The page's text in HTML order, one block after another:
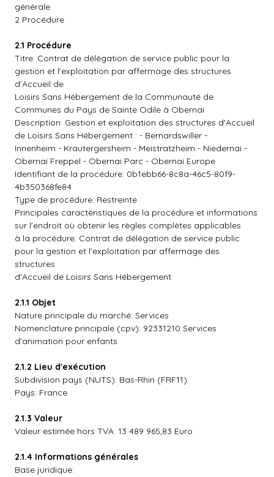
générale
2 Procédure
2.1 Procédure
Titre: Contrat de délégation de service public pour la
gestion et l'exploitation par affermage des structures
d'Accueil de
Loisirs Sans Hébergement de la Communauté de
Communes du Pays de Sainte Odile à Obernai
Description: Gestion et exploitation des structures d'Accueil
de Loisirs Sans Hébergement : - Bernardswiller -
Innenheim - Krautergersheim - Meistratzheim - Niedernai -
Obernai Freppel - Obernai Parc - Obernai Europe
Identifiant de la procédure: 0b1ebb66-8c8a-46c5-80f9-
4b350368fe84
Type de procédure: Restreinte
Principales caractéristiques de la procédure et informations
sur l'endroit où obtenir les règles complètes applicables
à la procédure: Contrat de délégation de service public
pour la gestion et l'exploitation par affermage des
structures
d'Accueil de Loisirs Sans Hébergement
2.1.1 Objet
Nature principale du marché: Services
Nomenclature principale (cpv): 92331210 Services
d'animation pour enfants
2.1.2 Lieu d'exécution
Subdivision pays (NUTS): Bas-Rhin (FRF11)
Pays: France
2.1.3 Valeur
Valeur estimée hors TVA: 13 489 965,83 Euro
2.1.4 Informations générales
Base juridique: